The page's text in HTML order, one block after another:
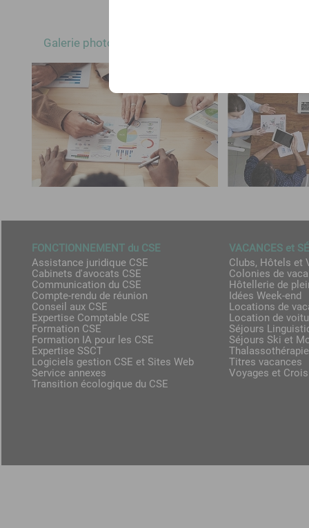
Galerie photos
FONCTIONNEMENT du CSE
VACANCES et
Assistance juridique CSE
Clubs, Hôtels et
Cabinets d'avocats CSE
Colonies de
Communication du CSE
Hôtellerie de
Compte-rendu de réunion
Idées Week-end
Conseil aux CSE
Locations de
Expertise Comptable CSE
Location de
Formation CSE
Séjours
Formation IA pour les CSE
Séjours Ski et
Expertise SSCT
Logiciels gestion CSE et Sites Web
Titres vacances
Service annexes
Voyages et
Transition écologique du CSE